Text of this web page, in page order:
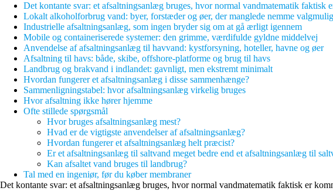
Det kontante svar: et afsaltningsanlæg bruges, hvor normal vandmatematik faktisk
Lokalt alkoholforbrug vand: byer, forstæder og øer, der manglede nemme
Industrielle afsaltningsanlæg, som ingen bryder sig om at gå ærligt igennem
Mobile og containeriserede systemer: den grimme, værdifulde gyldne middelvej
Anvendelse af afsaltningsanlæg til havvand: kystforsyning, hoteller, havne og øer
Afsaltning til havs: både, skibe, offshore-platforme og brug til havs
Landbrug og brakvand i indlandet: gavnligt, men ekstremt minimalt
Hvordan fungerer et afsaltningsanlæg i disse sammenhænge?
Sammenligningstabel: hvor afsaltningsanlæg virkelig bruges
Hvor afsaltning ikke hører hjemme
Ofte stillede spørgsmål
Hvor bruges afsaltningsanlæg mest?
Hvad er de vigtigste anvendelser af afsaltningsanlæg?
Hvordan fungerer et afsaltningsanlæg helt præcist?
Er et afsaltningsanlæg til saltvand meget bedre end et afsaltningsanlæg til
Kan afsaltet vand bruges til landbrug?
Tal med en ingeniør, før du køber membraner
Det kontante svar: et afsaltningsanlæg bruges, hvor normal vandmatematik faktisk er